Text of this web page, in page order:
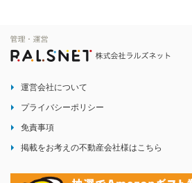
運営会社について
プライバシーポリシー
免責事項
掲載をお考えの不動産会社様はこちら